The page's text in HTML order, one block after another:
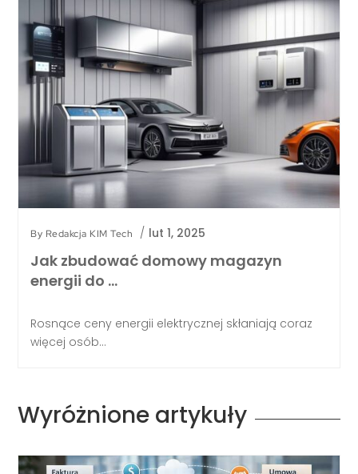
By Redakcja KIM Tech / lut 1, 2025
Jak zbudować domowy magazyn
energii do …
Rosnące ceny energii elektrycznej skłaniają coraz
więcej osób...
Wyróżnione artykuły